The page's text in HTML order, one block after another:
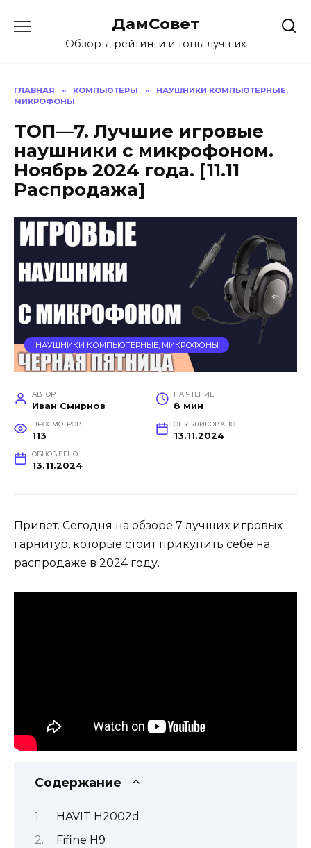
содержанию
ДамСовет
Обзоры, рейтинги и топы лучших
ГЛАВНАЯ » КОМПЬЮТЕРЫ »
НАУШНИКИ КОМПЬЮТЕРНЫЕ,
МИКРОФОНЫ
ТОП—7. Лучшие игровые
наушники с микрофоном.
Ноябрь 2024 года. [11.11
Распродажа]
НАУШНИКИ КОМПЬЮТЕРНЫЕ, МИКРОФОНЫ
АВТОР
Иван Смирнов
НА ЧТЕНИЕ
8 мин
ПРОСМОТРОВ
113
ОПУБЛИКОВАНО
13.11.2024
ОБНОВЛЕНО
13.11.2024
Привет. Сегодня на обзоре 7 лучших игровых
гарнитур, которые стоит прикупить себе на
распродаже в 2024 году.
Содержание
HAVIT H2002d
Fifine H9